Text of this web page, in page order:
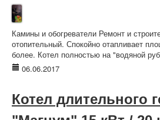
Камины и обогреватели Ремонт и
отопительный. Спокойно отапливает
более. Котел полностью на "водяной
06.06.2017
Котел длительного